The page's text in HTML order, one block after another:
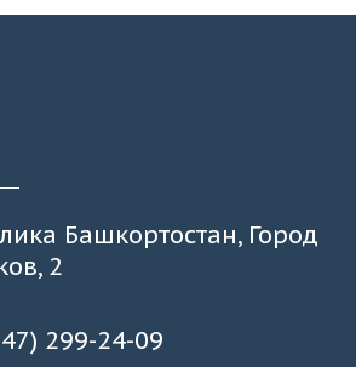
Башкортостан, Город
2
299-24-09